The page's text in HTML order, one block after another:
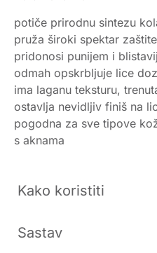
potiče prirodnu sintezu
pruža široki spektar
pridonosi punijem i
odmah opskrbljuje lice
ima laganu teksturu,
ostavlja nevidljiv finiš na
pogodna za sve tipove
s aknama
Kako koristiti
Sastav